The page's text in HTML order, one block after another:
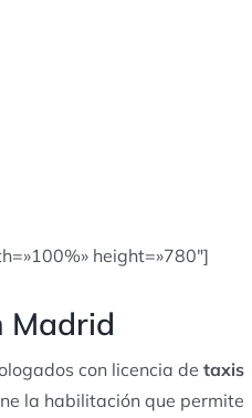
height=»780″]
Madrid
con licencia de taxis
la habilitación que permite